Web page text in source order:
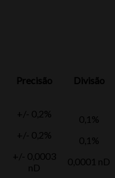
Precisão Divisão
+/- 0,2%
+/- 0,2%
+/- 0,0003
nD
0,1%
0,1%
0,0001 nD